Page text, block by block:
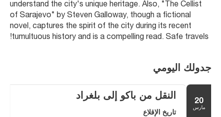
understand the city's unique heritage. Also, "The Cellist
of Sarajevo" by Steven Galloway, though a fictional
novel, captures the spirit of the city during its recent
tumultuous history and is a compelling read. Safe travels!
جدولك اليومي
20
مارس
النقل من باكو إلى بلغراد
تاريخ الإقلاع